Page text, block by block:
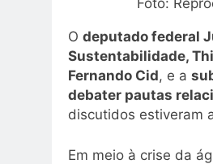
Foto:
O deputado federal
Sustentabilidade,
Fernando Cid, e a
debater pautas
discutidos estiveram
Em meio à crise da